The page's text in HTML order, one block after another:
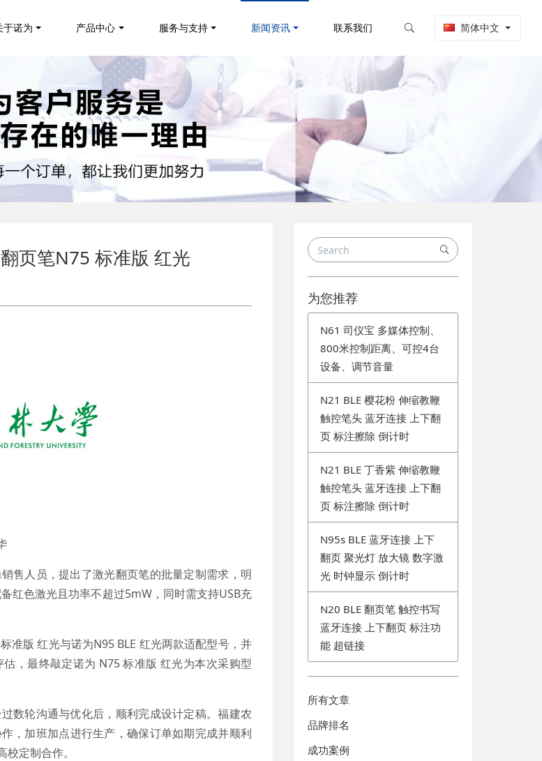
简体中文
于诺为 产品中心 服务与支持 新闻资讯 联系我们
页笔N75 标准版 红光
售人员，提出了激光翻页笔的批量定制需求，明
红色激光且功率不超过5mW，同时需支持USB充
准版 红光与诺为N95 BLE 红光两款适配型号，并
，最终敲定诺为 N75 标准版 红光为本次采购型
数轮沟通与优化后，顺利完成设计定稿。福建农
，加班加点进行生产，确保订单如期完成并顺利
定制合作。
为您推荐
N61 司仪宝 多媒体控制、
800米控制距离、可控4台
设备、调节音量
N21 BLE 樱花粉 伸缩教鞭
触控笔头 蓝牙连接 上下翻
页 标注擦除 倒计时
N21 BLE 丁香紫 伸缩教鞭
触控笔头 蓝牙连接 上下翻
页 标注擦除 倒计时
N95s BLE 蓝牙连接 上下
翻页 聚光灯 放大镜 数字激
光 时钟显示 倒计时
N20 BLE 翻页笔 触控书写
蓝牙连接 上下翻页 标注功
能 超链接
所有文章
品牌排名
成功案例